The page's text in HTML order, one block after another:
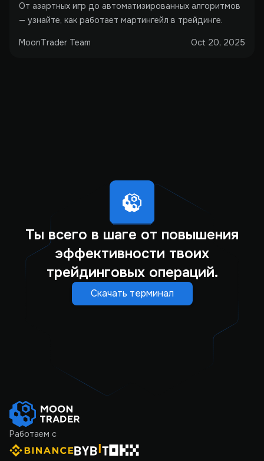
От азартных игр до автоматизированных алгоритмов
— узнайте, как работает мартингейл в трейдинге.
MoonTrader Team Oct 20, 2025
Ты всего в шаге от повышения
эффективности твоих
трейдинговых операций.
Скачать терминал
Работаем с